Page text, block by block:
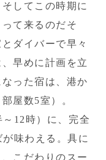
してこの時期に
て来るのだそ
ダイバーで早々
早めに計画を立
った宿は、港か
屋数5室）。
～12時）に、完全
味わえる。具に
こだわりのスー